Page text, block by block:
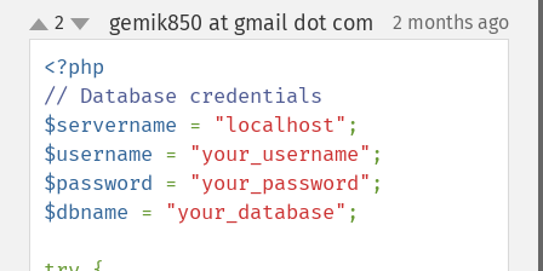
up
down
2 gemik850 at gmail dot com 2 months ago
$servername = "localhost"
$username = "your_username"
$password = "your_password"
$dbname = "your_database" ;